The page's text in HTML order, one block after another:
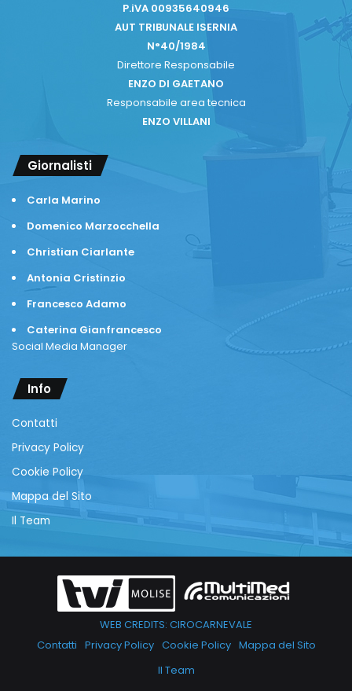
P.iVA 00935640946
AUT TRIBUNALE ISERNIA
N°40/1984
Direttore Responsabile
ENZO DI GAETANO
Responsabile area tecnica
ENZO VILLANI
Giornalisti
Carla Marino
Domenico Marzocchella
Christian Ciarlante
Antonia Cristinzio
Francesco Adamo
Caterina Gianfrancesco
Social Media Manager
Info
Contatti
Privacy Policy
Cookie Policy
Mappa del Sito
Il Team
WEB CREDITS: CIROCARNEVALE
Contatti Privacy Policy Cookie Policy Mappa del Sito
Il Team